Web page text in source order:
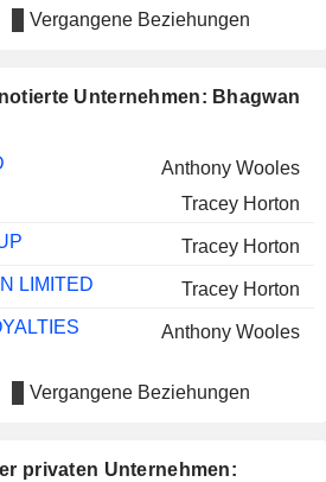
Vergangene Beziehungen
Unternehmen: Bhagwan
Anthony Wooles
Tracey Horton
Tracey Horton
LIMITED
Tracey Horton
Anthony Wooles
Vergangene Beziehungen
privaten Unternehmen: